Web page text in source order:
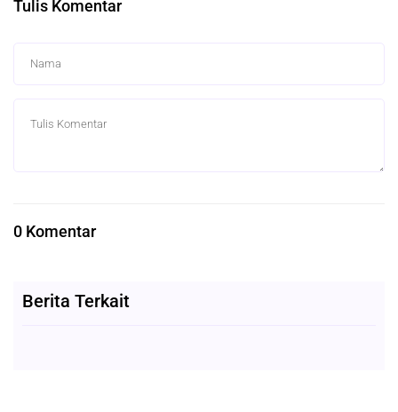
Tulis Komentar
0 Komentar
Berita Terkait